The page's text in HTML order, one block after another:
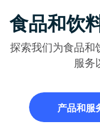
食品和饮
探索我们为食品和
服务
产品和服